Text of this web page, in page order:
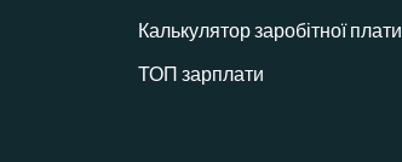
Калькулятор заробітної плати
ТОП зарплати